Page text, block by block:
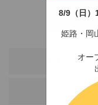
8/9（日）
姫路・岡
オー
〒678-
TEL：0791-
アクセス